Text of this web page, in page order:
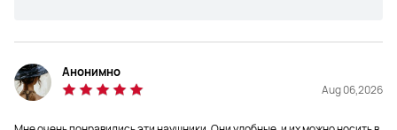
38 часов с зарядным чехлом
36 часов с зарядным чехлом
Анонимно
Aug 06,2026